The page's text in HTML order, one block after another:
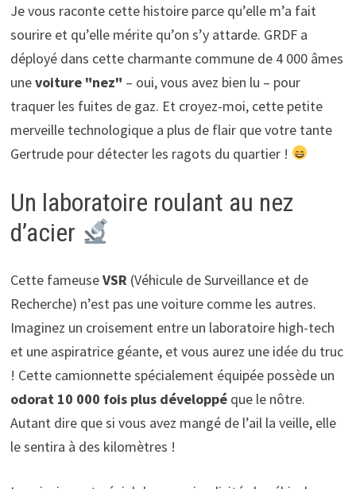
Je vous raconte cette histoire parce qu’elle m’a fait
sourire et qu’elle mérite qu’on s’y attarde. GRDF a
déployé dans cette charmante commune de 4 000 âmes
unevoiture "nez" – oui, vous avez bien lu – pour
traquer les fuites de gaz. Et croyez-moi, cette petite
merveille technologique a plus de flair que votre tante
Gertrude pour détecter les ragots du quartier !
Un laboratoire roulant au nez
d’acier
Cette fameuseVSR (Véhicule de Surveillance et de
Recherche) n’est pas une voiture comme les autres.
Imaginez un croisement entre un laboratoire high-tech
et une aspiratrice géante, et vous aurez une idée du truc
! Cette camionnette spécialement équipée possède un
odorat 10 000 fois plus développéque le nôtre.
Autant dire que si vous avez mangé de l’ail la veille, elle
le sentira à des kilomètres !